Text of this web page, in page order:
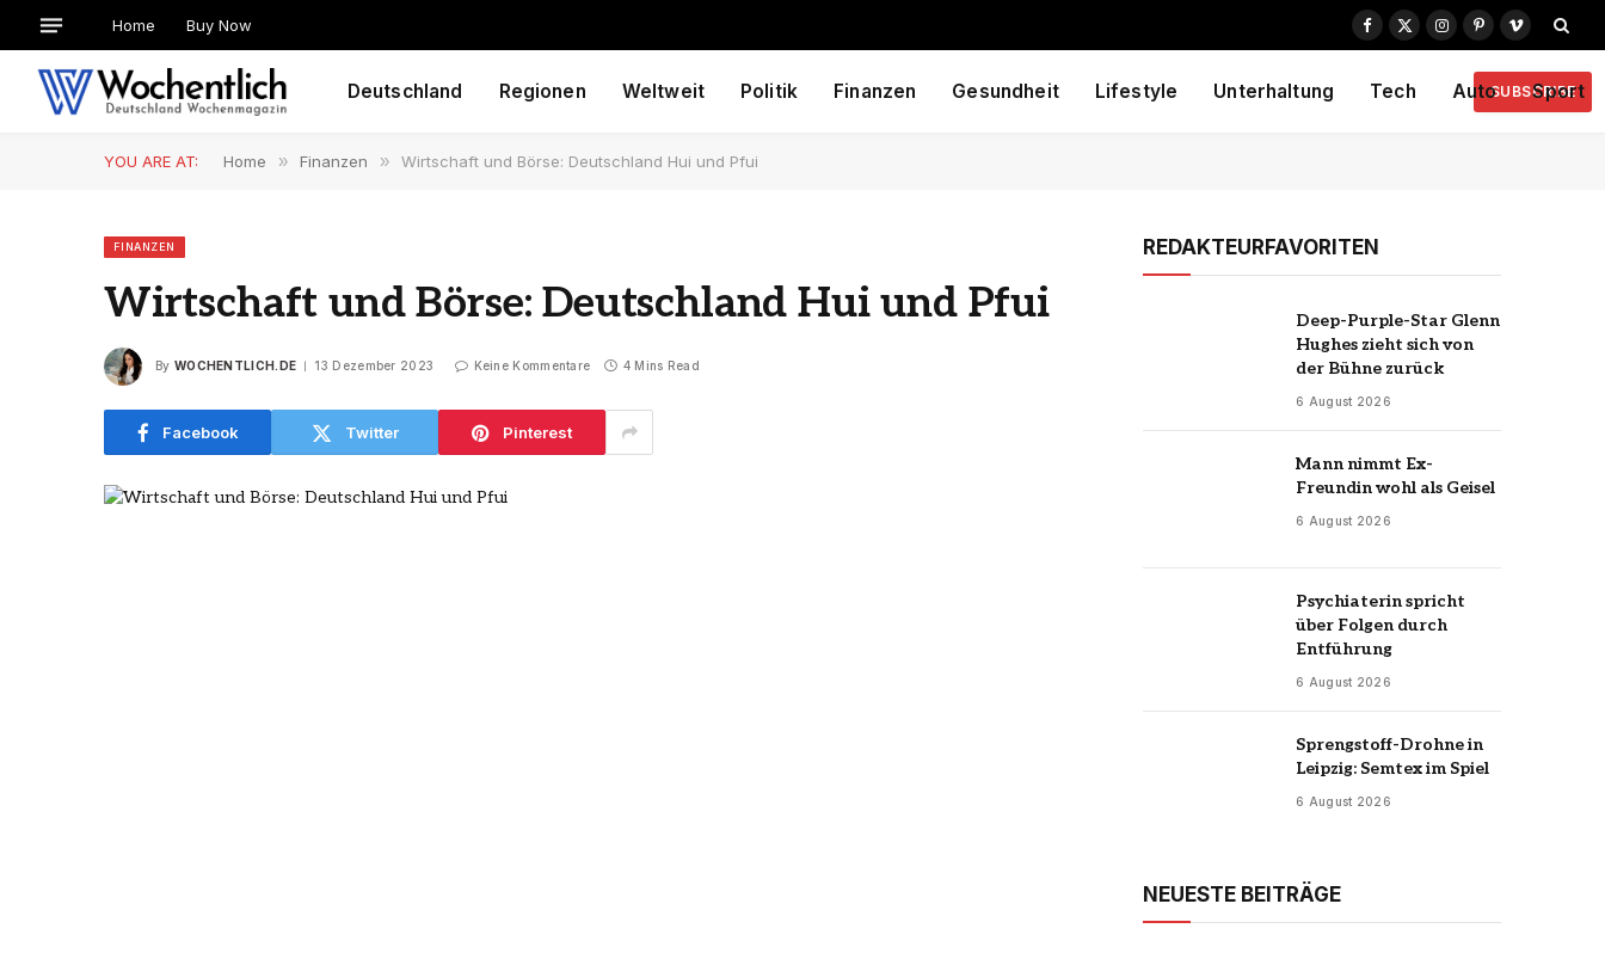
Home Buy Now
Facebook
X
Instagram
PinterestVimeo
Deutschland Regionen Weltweit Politik Finanzen Gesundheit Lifestyle Unterhaltung Tech Auto Sport
SUBSCRIBE
YOU ARE AT: Home » Finanzen » Wirtschaft und Börse: Deutschland Hui und Pfui
FINANZEN
Wirtschaft und Börse: Deutschland Hui und Pfui
By WOCHENTLICH.DE 13 Dezember 2023 Keine Kommentare 4 Mins Read
Facebook Twitter Pinterest
REDAKTEURFAVORITEN
Deep-Purple-Star Glenn
Hughes zieht sich von
der Bühne zurück
6 August 2026
Mann nimmt Ex-
Freundin wohl als Geisel
6 August 2026
Psychiaterin spricht
über Folgen durch
Entführung
6 August 2026
Sprengstoff-Drohne in
Leipzig: Semtex im Spiel
6 August 2026
NEUESTE BEITRÄGE